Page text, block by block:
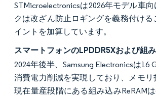
STMicroelectronicsは2026年モデル車
クは改ざん防止ロギングを義務付け
イントを加算しています。
スマートフォンのLPDDR5Xおよび組
2024年後半、Samsung Electronicsは
消費電力削減を実現しており、メモリ
現在量産段階にある組み込みReRAM